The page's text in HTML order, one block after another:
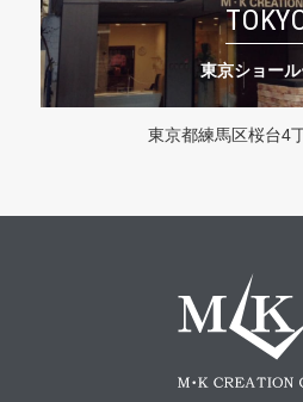
東京ショー
東京都練馬区桜台4